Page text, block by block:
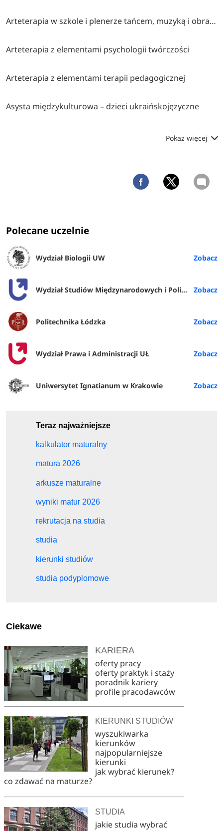
Arteterapia w szkole i plenerze tańcem, muzyką i obrazem malowana (współorganizatorzy stowarzyszenie twórcze brzózki, cen bydgoszcz, klub myśli twórczej akp bydgoszcz)
Arteterapia z elementami psychologii twórczości
Arteterapia z elementami terapii pedagogicznej
Asysta międzykulturowa – dzieci ukraińskojęzyczne
Pokaż więcej
Polecane uczelnie
Wydział Biologii UW
Wydział Studiów Międzynarodowych i Politologicznych UŁ
Politechnika Łódzka
Wydział Prawa i Administracji UŁ
Uniwersytet Ignatianum w Krakowie
Teraz najważniejsze
kalkulator maturalny
matura 2026
arkusze maturalne
wyniki matur 2026
rekrutacja na studia
studia
kierunki studiów
studia podyplomowe
Ciekawe
KARIERA
oferty pracy
oferty praktyk i staży
poradnik kariery
profile pracodawców
KIERUNKI STUDIÓW
wyszukiwarka
kierunków
najpopularniejsze
kierunki
jak wybrać kierunek?
co zdawać na maturze?
STUDIA
jakie studia wybrać